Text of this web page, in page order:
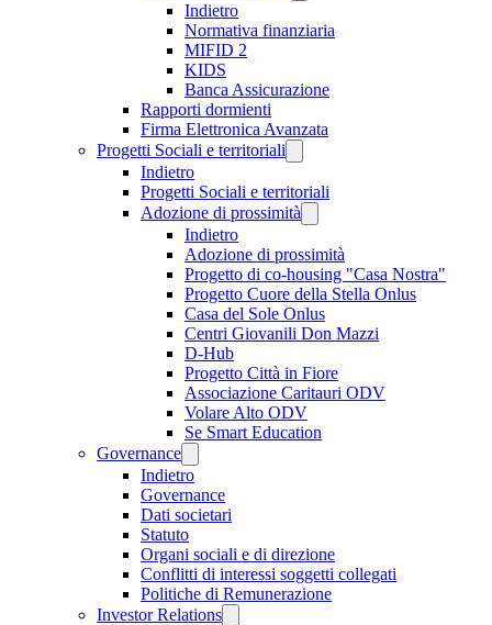
Indietro
Normativa finanziaria
MIFID 2
KIDS
Banca Assicurazione
Rapporti dormienti
Firma Elettronica Avanzata
Progetti Sociali e territoriali
Indietro
Progetti Sociali e territoriali
Adozione di prossimità
Indietro
Adozione di prossimità
Progetto di co-housing "Casa Nostra"
Progetto Cuore della Stella Onlus
Casa del Sole Onlus
Centri Giovanili Don Mazzi
D-Hub
Progetto Città in Fiore
Associazione Caritauri ODV
Volare Alto ODV
Se Smart Education
Governance
Indietro
Governance
Dati societari
Statuto
Organi sociali e di direzione
Conflitti di interessi soggetti collegati
Politiche di Remunerazione
Investor Relations